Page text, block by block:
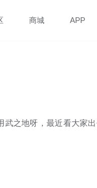
商城 APP
之地呀，最近看大家